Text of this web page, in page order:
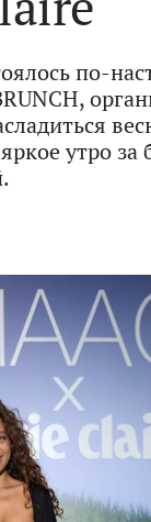
по-
утро за